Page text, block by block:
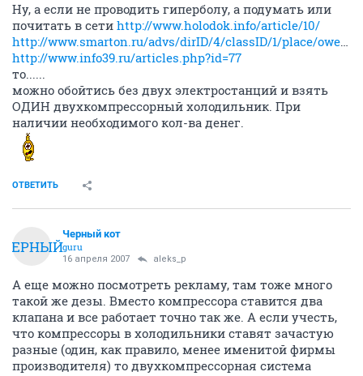
Ну, а если не проводить гиперболу, а подумать или
почитать в сети http://www.holodok.info/article/10/
http://www.smarton.ru/advs/dirID/4/classID/1/place/ower/st/0/st_show/1/page/rf3
http://www.info39.ru/articles.php?id=77
то......
можно обойтись без двух электростанций и взять
ОДИН двухкомпрессорный холодильник. При
наличии необходимого кол-ва денег.
ОТВЕТИТЬ
ЧЕРНЫЙ
Черный кот
guru
16 апреля 2007 aleks_p
А еще можно посмотреть рекламу, там тоже много
такой же дезы. Вместо компрессора ставится два
клапана и все работает точно так же. А если учесть,
что компрессоры в холодильники ставят зачастую
разные (один, как правило, менее именитой фирмы
производителя) то двухкомпрессорная система